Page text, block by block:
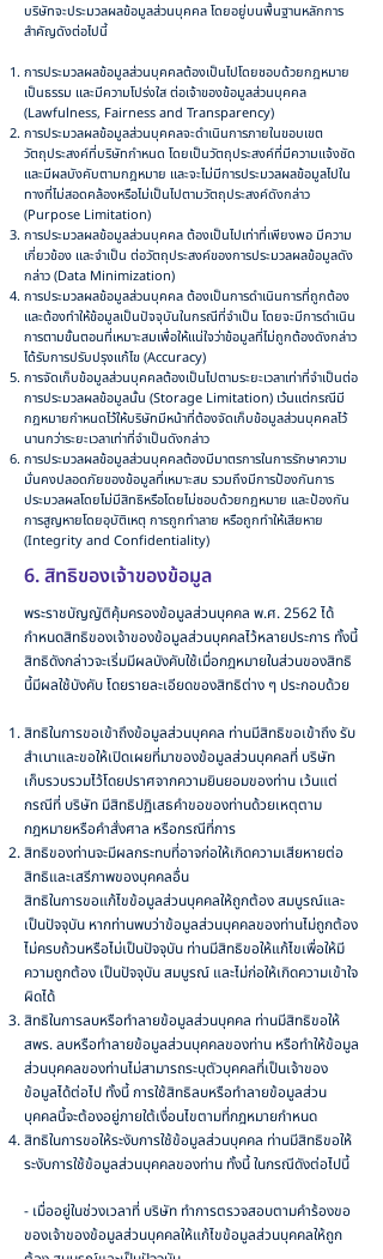
บริษัทจะประมวลผลข้อมูลส่วนบุคคล โดยอยู่บนพื้นฐานหลักการ
สำคัญดังต่อไปนี้
การประมวลผลข้อมูลส่วนบุคคลต้องเป็นไปโดยชอบด้วยกฎหมาย
เป็นธรรม และมีความโปร่งใส ต่อเจ้าของข้อมูลส่วนบุคคล
(Lawfulness, Fairness and Transparency)
การประมวลผลข้อมูลส่วนบุคคลจะดำเนินการภายในขอบเขต
วัตถุประสงค์ที่บริษัทกำหนด โดยเป็นวัตถุประสงค์ที่มีความแจ้งชัด
และมีผลบังคับตามกฎหมาย และจะไม่มีการประมวลผลข้อมูลไปใน
ทางที่ไม่สอดคล้องหรือไม่เป็นไปตามวัตถุประสงค์ดังกล่าว
(Purpose Limitation)
การประมวลผลข้อมูลส่วนบุคคล ต้องเป็นไปเท่าที่เพียงพอ มีความ
เกี่ยวข้อง และจำเป็น ต่อวัตถุประสงค์ของการประมวลผลข้อมูลดัง
กล่าว (Data Minimization)
การประมวลผลข้อมูลส่วนบุคคล ต้องเป็นการดำเนินการที่ถูกต้อง
และต้องทำให้ข้อมูลเป็นปัจจุบันในกรณีที่จำเป็น โดยจะมีการดำเนิน
การตามขั้นตอนที่เหมาะสมเพื่อให้แน่ใจว่าข้อมูลที่ไม่ถูกต้องดังกล่าว
ได้รับการปรับปรุงแก้ไข (Accuracy)
การจัดเก็บข้อมูลส่วนบุคคลต้องเป็นไปตามระยะเวลาเท่าที่จำเป็นต่อ
การประมวลผลข้อมูลนั้น (Storage Limitation) เว้นแต่กรณีมี
กฎหมายกำหนดไว้ให้บริษัทมีหน้าที่ต้องจัดเก็บข้อมูลส่วนบุคคลไว้
นานกว่าระยะเวลาเท่าที่จำเป็นดังกล่าว
การประมวลผลข้อมูลส่วนบุคคลต้องมีมาตรการในการรักษาความ
มั่นคงปลอดภัยของข้อมูลที่เหมาะสม รวมถึงมีการป้องกันการ
ประมวลผลโดยไม่มีสิทธิหรือโดยไม่ชอบด้วยกฎหมาย และป้องกัน
การสูญหายโดยอุบัติเหตุ การถูกทำลาย หรือถูกทำให้เสียหาย
(Integrity and Confidentiality)
6. สิทธิของเจ้าของข้อมูล
พระราชบัญญัติคุ้มครองข้อมูลส่วนบุคคล พ.ศ. 2562 ได้
กำหนดสิทธิของเจ้าของข้อมูลส่วนบุคคลไว้หลายประการ ทั้งนี้
สิทธิดังกล่าวจะเริ่มมีผลบังคับใช้เมื่อกฎหมายในส่วนของสิทธิ
นี้มีผลใช้บังคับ โดยรายละเอียดของสิทธิต่าง ๆ ประกอบด้วย
สิทธิในการขอเข้าถึงข้อมูลส่วนบุคคล ท่านมีสิทธิขอเข้าถึง รับ
สำเนาและขอให้เปิดเผยที่มาของข้อมูลส่วนบุคคลที่ บริษัท
เก็บรวบรวมไว้โดยปราศจากความยินยอมของท่าน เว้นแต่
กรณีที่ บริษัท มีสิทธิปฏิเสธคำขอของท่านด้วยเหตุตาม
กฎหมายหรือคำสั่งศาล หรือกรณีที่การ
สิทธิของท่านจะมีผลกระทบที่อาจก่อให้เกิดความเสียหายต่อ
สิทธิและเสรีภาพของบุคคลอื่น
สิทธิในการขอแก้ไขข้อมูลส่วนบุคคลให้ถูกต้อง สมบูรณ์และ
เป็นปัจจุบัน หากท่านพบว่าข้อมูลส่วนบุคคลของท่านไม่ถูกต้อง
ไม่ครบถ้วนหรือไม่เป็นปัจจุบัน ท่านมีสิทธิขอให้แก้ไขเพื่อให้มี
ความถูกต้อง เป็นปัจจุบัน สมบูรณ์ และไม่ก่อให้เกิดความเข้าใจ
ผิดได้
สิทธิในการลบหรือทำลายข้อมูลส่วนบุคคล ท่านมีสิทธิขอให้
สพร. ลบหรือทำลายข้อมูลส่วนบุคคลของท่าน หรือทำให้ข้อมูล
ส่วนบุคคลของท่านไม่สามารถระบุตัวบุคคลที่เป็นเจ้าของ
ข้อมูลได้ต่อไป ทั้งนี้ การใช้สิทธิลบหรือทำลายข้อมูลส่วน
บุคคลนี้จะต้องอยู่ภายใต้เงื่อนไขตามที่กฎหมายกำหนด
สิทธิในการขอให้ระงับการใช้ข้อมูลส่วนบุคคล ท่านมีสิทธิขอให้
ระงับการใช้ข้อมูลส่วนบุคคลของท่าน ทั้งนี้ ในกรณีดังต่อไปนี้
- เมื่ออยู่ในช่วงเวลาที่ บริษัท ทำการตรวจสอบตามคำร้องขอ
ของเจ้าของข้อมูลส่วนบุคคลให้แก้ไขข้อมูลส่วนบุคคลให้ถูก